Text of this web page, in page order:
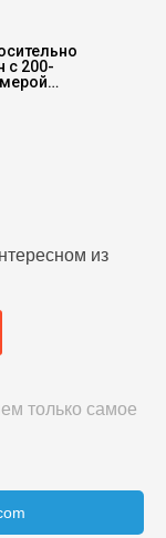
с 200-
из
только самое